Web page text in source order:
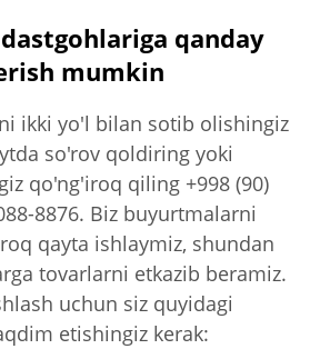
qanday
mumkin
ikki yo'l bilan sotib olishingiz
so'rov qoldiring yoki
qo'ng'iroq qiling +998 (90)
8876. Biz buyurtmalarni
qayta ishlaymiz, shundan
tovarlarni etkazib beramiz.
uchun siz quyidagi
etishingiz kerak: